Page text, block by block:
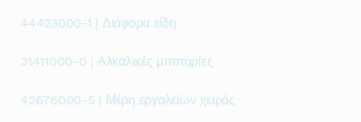
44423000-1 | Διάφορα είδη
31411000-0 | Αλκαλικές μπαταρίες
42676000-5 | Μέρη εργαλείων χειρός